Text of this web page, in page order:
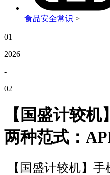
食品安全常识 >
01
2026
-
02
【国盛计较
两种范式：
【国盛计较机】